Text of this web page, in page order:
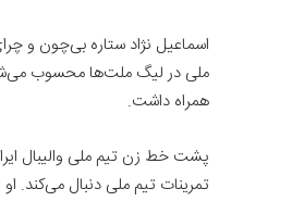
اسماعیل نژاد ستاره بی‌چون و
ملی در لیگ ملت‌ها محسوب می‌شد و
همراه داشت.
پشت خط زن تیم ملی والیبال
تمرینات تیم ملی دنبال می‌کند.